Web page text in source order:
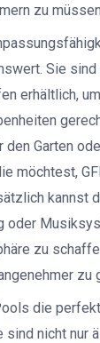
zu
Sie sind
erhältlich,
Garten
möchtest,
kannst
oder
zu
zu
die
sind nicht nur